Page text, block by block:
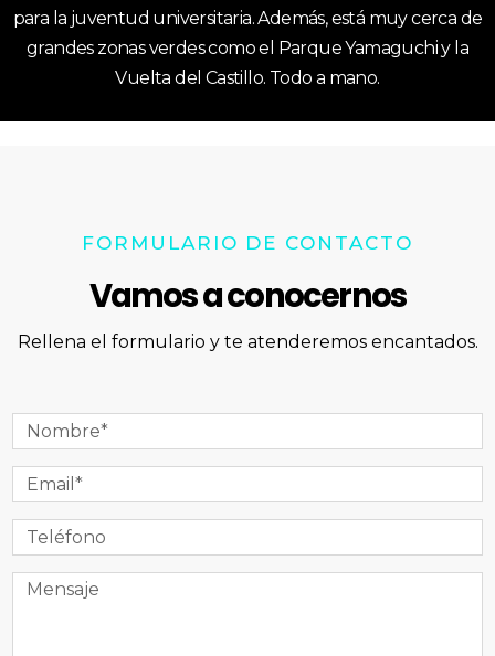
para la juventud universitaria. Además, está muy cerca de
grandes zonas verdes como el Parque Yamaguchi y la
Vuelta del Castillo. Todo a mano.
FORMULARIO DE CONTACTO
Vamos a conocernos
Rellena el formulario y te atenderemos encantados.